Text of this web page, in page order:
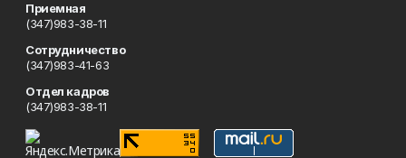
Приемная
(347)983-38-11
Сотрудничество
(347)983-41-63
Отдел кадров
(347)983-38-11